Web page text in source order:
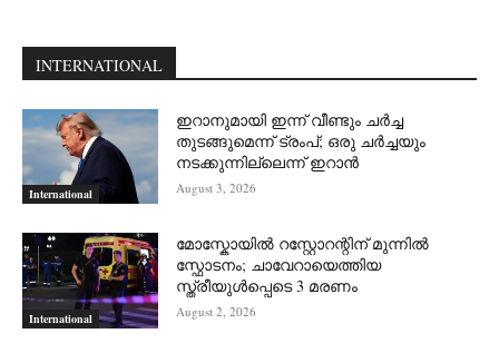
INTERNATIONAL
International
ഇറാനുമായി ഇന്ന് വീണ്ടും ചര്‍ച്ച
തുടങ്ങുമെന്ന് ട്രംപ്; ഒരു ചര്‍ച്ചയും
നടക്കുന്നില്ലെന്ന് ഇറാന്‍
August 3, 2026
International
മോസ്കോയിൽ റസ്റ്റോറന്റിന് മുന്നിൽ
സ്ഫോടനം; ചാവേറായെത്തിയ
സ്ത്രീയുൾപ്പെടെ 3 മരണം
August 2, 2026